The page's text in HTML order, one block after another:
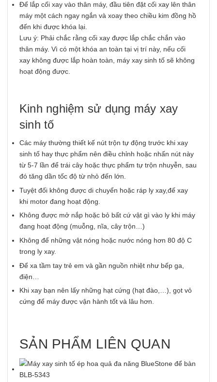
Để lắp cối xay vào thân máy, đầu tiên đặt cối xay lên thân
máy một cách ngay ngắn và xoay theo chiều kim đồng hồ
đến khi được khóa lại.
Lưu ý: Phải chắc rằng cối xay được lắp chắc chắn vào
thân máy. Vì có một khóa an toàn tại vị trí này, nếu cối
xay không được lắp hoàn toàn, máy xay sinh tố sẽ không
hoạt động được.
Kinh nghiệm sử dụng máy xay
sinh tố
Các máy thường thiết kế nút trộn tự động trước khi xay
sinh tố hay thực phẩm nên điều chỉnh hoặc nhấn nút này
từ 5-7 lần để trái cây hoặc thực phẩm tự trộn nhuyễn, sau
đó tăng dần tốc độ từ nhỏ đến lớn.
Tuyệt đối không được di chuyển hoặc ráp ly xay,đế xay
khi motor đang hoạt động.
Không được mở nắp hoặc bỏ bất cứ vật gì vào ly khi máy
đang hoạt động (muỗng, nĩa, cây trộn…)
Không để những vật nóng hoặc nước nóng hơn 80 độ C
trong ly xay.
Để xa tầm tay trẻ em và gần nguồn nhiệt như bếp ga,
điện…
Khi xay bạn nên lấy những hạt cứng (hạt đào,…), gọt vỏ
cứng để máy được vận hành tốt và lâu hơn.
SẢN PHẨM LIÊN QUAN